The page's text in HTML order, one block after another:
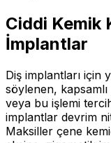
Ciddi Kemik
İmplantlar
Diş implantları için
söylenen,
veya bu işlemi
implantlar devrim
Maksiller çene